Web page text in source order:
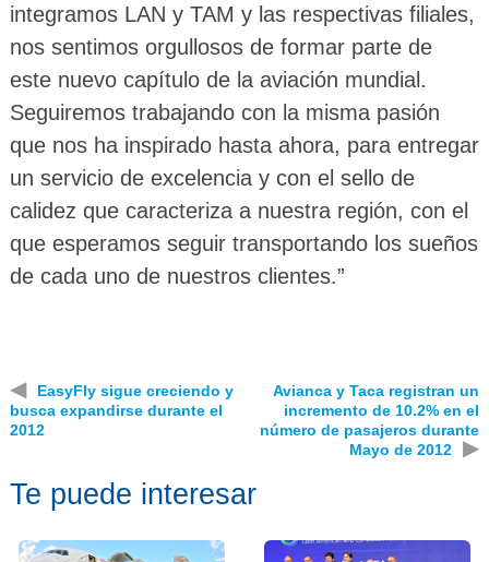
integramos LAN y TAM y las respectivas filiales,
nos sentimos orgullosos de formar parte de
este nuevo capítulo de la aviación mundial.
Seguiremos trabajando con la misma pasión
que nos ha inspirado hasta ahora, para entregar
un servicio de excelencia y con el sello de
calidez que caracteriza a nuestra región, con el
que esperamos seguir transportando los sueños
de cada uno de nuestros clientes.”
◀
EasyFly sigue creciendo y
busca expandirse durante el
2012
Avianca y Taca registran un
incremento de 10.2% en el
número de pasajeros durante
Mayo de 2012
▶
Te puede interesar